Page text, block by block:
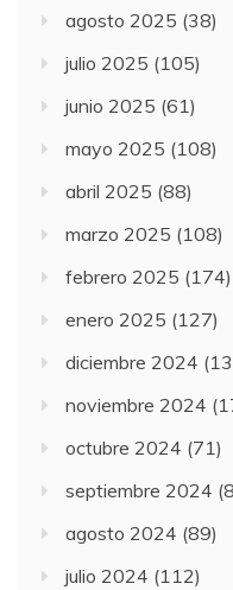
agosto 2025 (38)
julio 2025 (105)
junio 2025 (61)
mayo 2025 (108)
abril 2025 (88)
marzo 2025 (108)
febrero 2025 (174)
enero 2025 (127)
diciembre 2024
noviembre 2024
octubre 2024 (71)
septiembre 2024
agosto 2024 (89)
julio 2024 (112)